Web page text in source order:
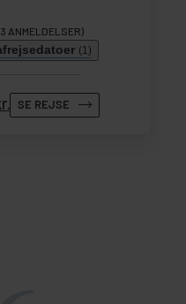
ANMELDELSER)
(1)
SE REJSE